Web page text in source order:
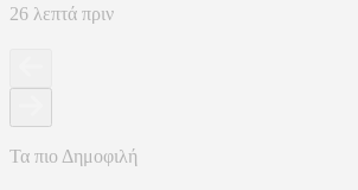
26 λεπτά πριν
Τα πιο Δημοφιλή